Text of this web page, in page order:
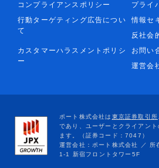
コンプライアンスポリシー
プライ
行動ターゲティング広告につい
て
情報セ
反社会
カスタマーハラスメントポリシ
ー
お問い
運営会